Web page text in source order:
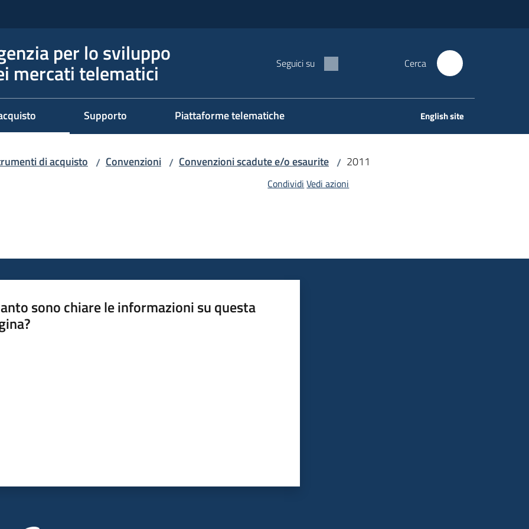
per lo sviluppo
mercati telematici Seguici su Cerca
Supporto Piattaforme telematiche English site
di acquisto / Convenzioni / Convenzioni scadute e/o esaurite / 2011
Condividi Vedi azioni
sono chiare le informazioni su questa